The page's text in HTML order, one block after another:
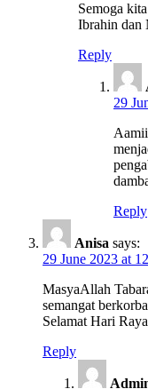
Semoga
Ibrahin dan
Reply
29
Reply
Anisa says:
29 June 2023 at
MasyaAllah
semangat
Selamat Hari
Reply